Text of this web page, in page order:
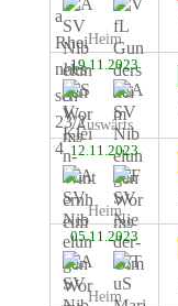
Heim
19.11.2023
Auswärts
12.11.2023
Heim
05.11.2023
Heim